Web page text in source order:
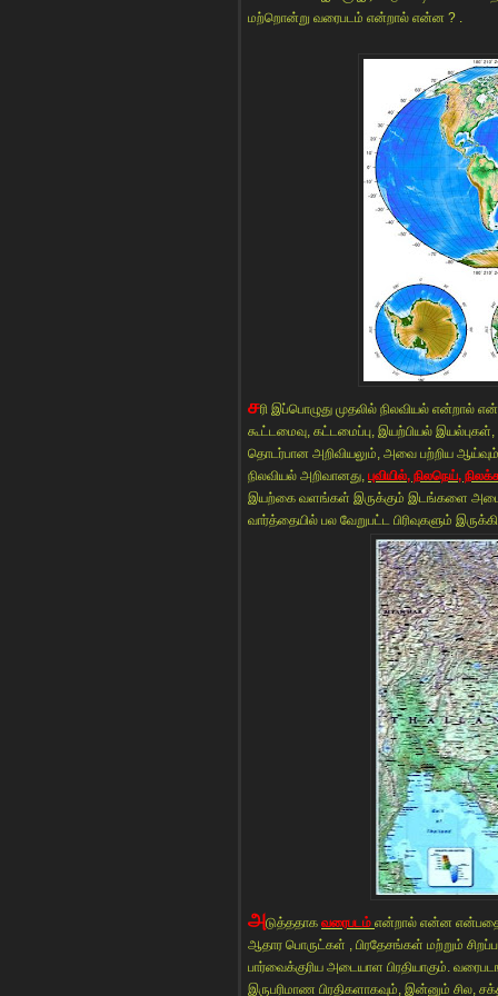
மற்றொன்று வரைபடம் என்றால் என்ன ? .
சரி இப்பொழுது முதலில் நிலவியல் என்றால்
கூட்டமைவு, கட்டமைப்பு, இயற்பியல்
தொடர்பான அறிவியலும், அவை பற்றிய ஆய்வும்
நிலவியல் அறிவானது, புவியில், நிலநெய்,
இயற்கை வளங்கள் இருக்கும் இடங்களை
வார்த்தையில் பல வேறுபட்ட பிரிவுகளும்
அடுத்ததாக வரைபடம் என்றால் என்ன
ஆதார பொருட்கள் , பிரதேசங்கள் மற்றும்
பார்வைக்குரிய அடையாள பிரதியாகும்.
இருபரிமாண பிரதிகளாகவும், இன்னும் சில,